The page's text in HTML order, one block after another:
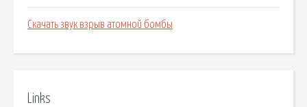
Скачать звук взрыв атомной бомбы
Links